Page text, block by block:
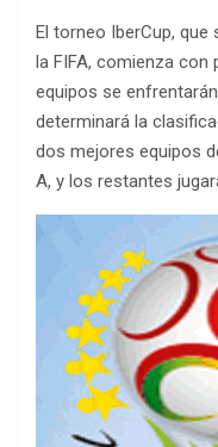
El torneo IberCup, que
la FIFA, comienza
equipos se
determinará la
dos mejores equipos
A, y los restantes